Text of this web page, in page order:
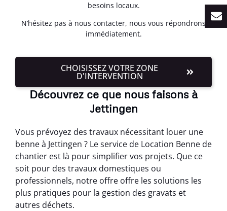
besoins locaux.
N’hésitez pas à nous contacter, nous vous répondrons
immédiatement.
CHOISISSEZ VOTRE ZONE
D'INTERVENTION
Découvrez ce que nous faisons à
Jettingen
Vous prévoyez des travaux nécessitant louer une
benne à Jettingen ? Le service de Location Benne de
chantier est là pour simplifier vos projets. Que ce
soit pour des travaux domestiques ou
professionnels, notre offre offre les solutions les
plus pratiques pour la gestion des gravats et
autres déchets.